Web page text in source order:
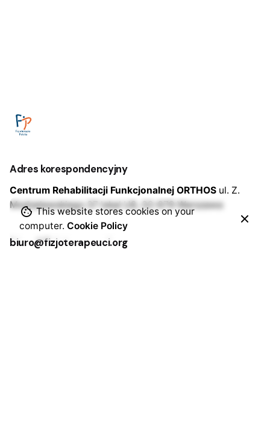
Adres korespondencyjny
Centrum Rehabilitacji Funkcjonalnej ORTHOS ul. Z.
Modzelewskiego 37 lokal U8,
02-679 Warszawa
biuro@fizjoterapeuci.org
This website stores cookies on your
computer. Cookie Policy